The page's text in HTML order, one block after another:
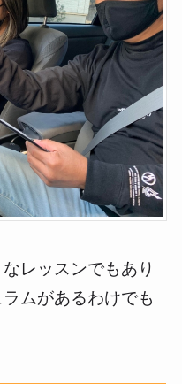
レッスンでもあり
ムがあるわけでも